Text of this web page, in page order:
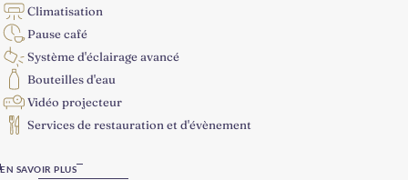
Climatisation
Pause café
Système d'éclairage avancé
Bouteilles d'eau
Vidéo projecteur
Services de restauration et d'évènement
EN SAVOIR PLUS